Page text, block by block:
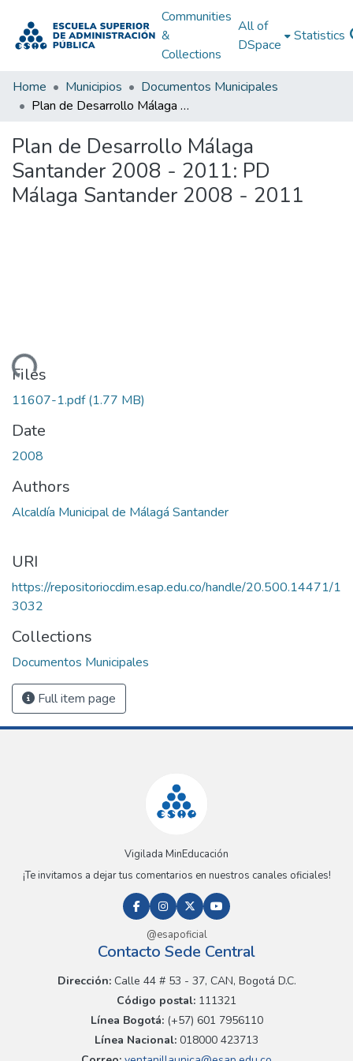
Communities
&
Collections
All of
DSpace
Statistics
Home Municipios
Documentos Municipales
Plan de Desarrollo Málaga Santander 2008 - 2011: PD Málaga Santander 2008 - 2011
Plan de Desarrollo Málaga
Santander 2008 - 2011: PD
Málaga Santander 2008 - 2011
Files
11607-1.pdf(1.77 MB)
Date
2008
Authors
Alcaldía Municipal de Málagá Santander
URI
https://repositoriocdim.esap.edu.co/handle/20.500.14471/1
3032
Collections
Documentos Municipales
Full item page
Vigilada MinEducación
¡Te invitamos a dejar tus comentarios en nuestros canales oficiales!
@esapoficial
Contacto Sede Central
Dirección:Calle 44 # 53 - 37, CAN, Bogotá D.C.
Código postal: 111321
Línea Bogotá:(+57) 601 7956110
Línea Nacional: 018000 423713